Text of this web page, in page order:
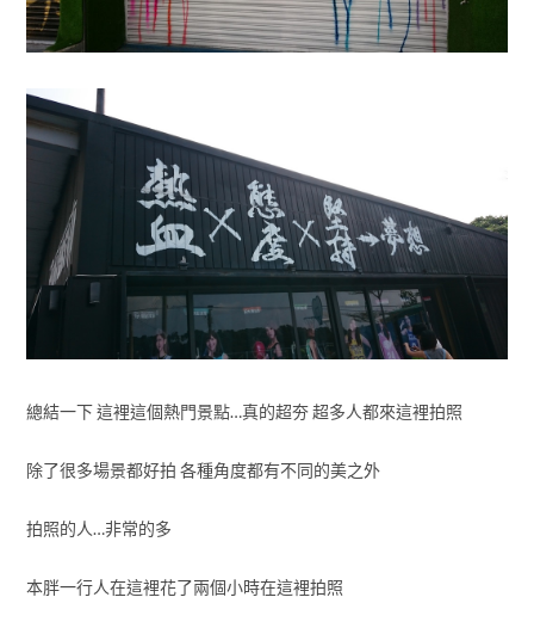
總結一下 這裡這個熱門景點…真的超夯 超多人都來這裡拍照
除了很多場景都好拍 各種角度都有不同的美之外
拍照的人…非常的多
本胖一行人在這裡花了兩個小時在這裡拍照